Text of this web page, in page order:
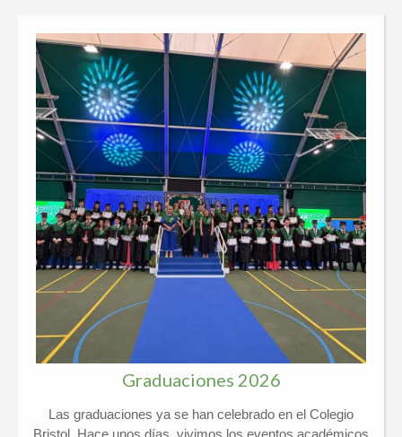
Graduaciones 2026
Las graduaciones ya se han celebrado en el Colegio
Bristol. Hace unos días, vivimos los eventos académicos